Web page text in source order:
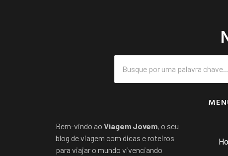
Bem-vindo ao Viagem Jovem, o seu
blog de viagem com dicas e roteiros
para viajar o mundo vivenciando